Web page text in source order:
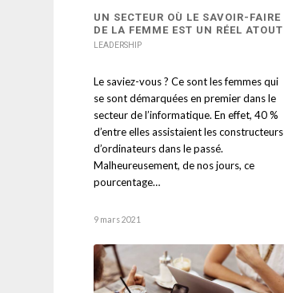
UN SECTEUR OÙ LE SAVOIR-FAIRE
DE LA FEMME EST UN RÉEL ATOUT
LEADERSHIP
Le saviez-vous ? Ce sont les femmes qui
se sont démarquées en premier dans le
secteur de l’informatique. En effet, 40 %
d’entre elles assistaient les constructeurs
d’ordinateurs dans le passé.
Malheureusement, de nos jours, ce
pourcentage…
9 mars 2021